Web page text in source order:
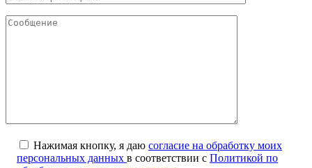
Нажимая кнопку, я даю согласие на обработку моих
персональных данных в соответствии с Политикой по